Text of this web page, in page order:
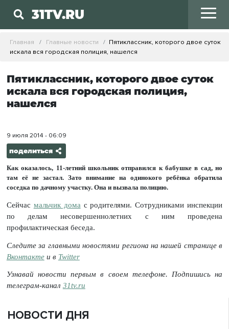
31TV.RU
Главная Главные новости
Пятиклассник, которого двое суток
искала вся городская полиция, нашелся
Пятиклассник, которого двое суток
искала вся городская полиция,
нашелся
9 июля 2014 - 06:09
поделиться
Как оказалось, 11-летний школьник отправился к бабушке в сад, но
там её не застал. Зато внимание на одинокого ребёнка обратила
соседка по дачному участку. Она и вызвала полицию.
Сейчас мальчик дома с родителями. Сотрудниками инспекции
по делам несовершеннолетних с ним проведена
профилактическая беседа.
Следите за главными новостями региона на нашей странице в
Вконтактеи в Twitter
Узнавай новости первым в своем телефоне. Подпишись на
телеграм-канал 31tv.ru
НОВОСТИ ДНЯ